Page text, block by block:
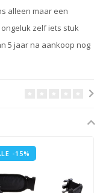
alleen maar een
zelf iets stuk
5 jaar na aankoop nog
-15%